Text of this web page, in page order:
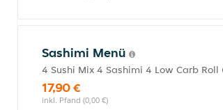
Sashimi Menü
4 Sushi Mix 4 Sashimi 4 Low Carb
17,90 €
inkl. Pfand (0,00 €)